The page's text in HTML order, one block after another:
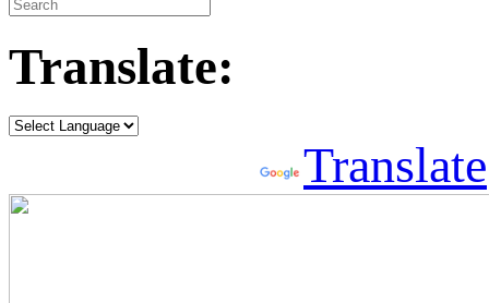
Translate:
Translate